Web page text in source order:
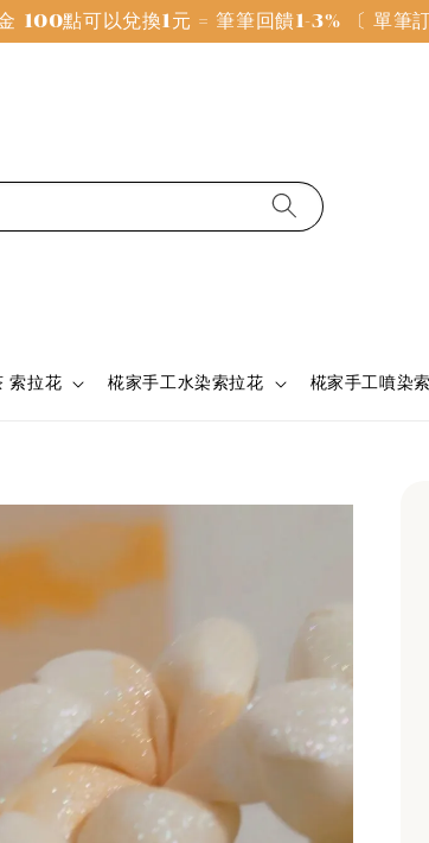
100點可以兌換1元 = 筆筆回饋1-3% 〔 單筆
索拉花 椛家手工水染索拉花 椛家手工噴染